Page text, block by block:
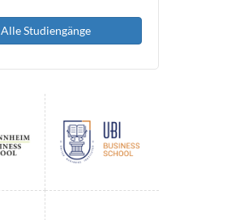
Alle Studiengänge